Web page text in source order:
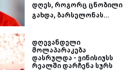
დღეს, როგორც ცნობილი
გახდა, ბარსელონას...
დღევანდელი
მოლაპარაკება
დასრულდა - ვინისიუსს
რეალში დარჩენა სურს